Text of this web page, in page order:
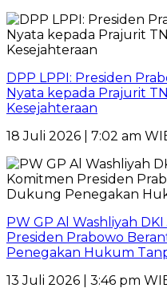
DPP LPPI: Presiden
Nyata kepada Prajurit
Kesejahteraan
18 Juli 2026 | 7:02 am
PW GP Al Washliyah
Presiden Prabowo
Penegakan Hukum
13 Juli 2026 | 3:46 pm